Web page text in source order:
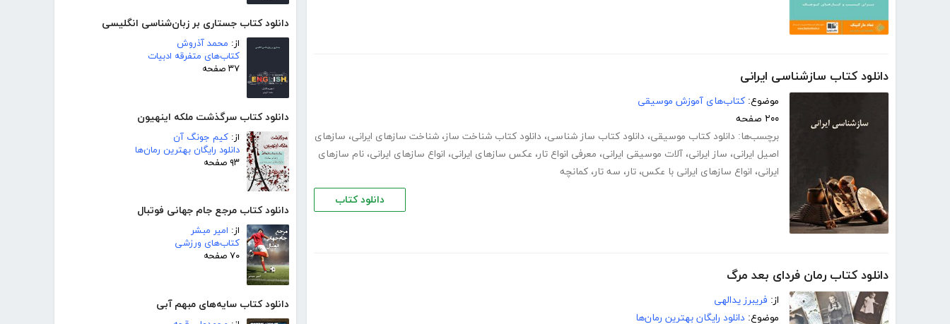
دانلود کتاب جستاری بر زبان‌شناسی انگلیسی
از: محمد آذروش
کتاب‌های متفرقه ادبیات
۳۷ صفحه
دانلود کتاب سرگذشت ملکه اینهیون
از: کیم جونگ آن
دانلود رایگان بهترین رمان‌ها
۹۳ صفحه
دانلود کتاب مرجع جام جهانی فوتبال
از: امیر مبشر
کتاب‌های ورزشی
۷۰ صفحه
دانلود کتاب سایه‌های مبهم آبی
دانلود کتاب سازشناسی ایرانی
موضوع: کتاب‌های آموزش موسیقی
۲۰۰ صفحه
برچسب‌ها: دانلود کتاب موسیقی، دانلود کتاب ساز شناسی، دانلود کتاب شناخت ساز، شناخت سازهای ایرانی، سازهای
اصیل ایرانی، ساز ایرانی، آلات موسیقی ایرانی، معرفی انواع تار، عکس سازهای ایرانی، انواع سازهای ایرانی، نام سازهای
ایرانی، انواع سازهای ایرانی با عکس، تار، سه تار، کمانچه
دانلود کتاب
دانلود کتاب رمان فردای بعد مرگ
از: فریبرز یدالهی
موضوع: دانلود رایگان بهترین رمان‌ها